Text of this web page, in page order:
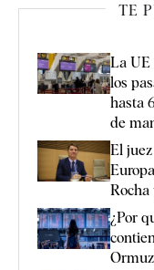
TE
La UE
los
hasta
de
El
Rocha
¿Por